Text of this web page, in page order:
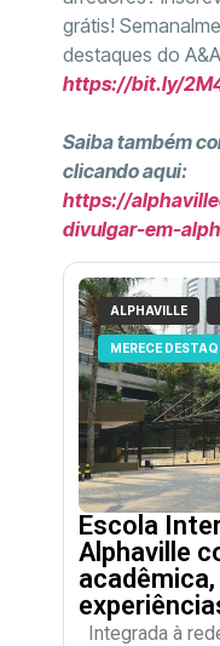
grátis!
destaques do
https://bit.ly/
Saiba também
clicando aqui:
https://
divulgar-em-
ALPHAVILLE
MERECE
Escola
Alphaville
Integrada à